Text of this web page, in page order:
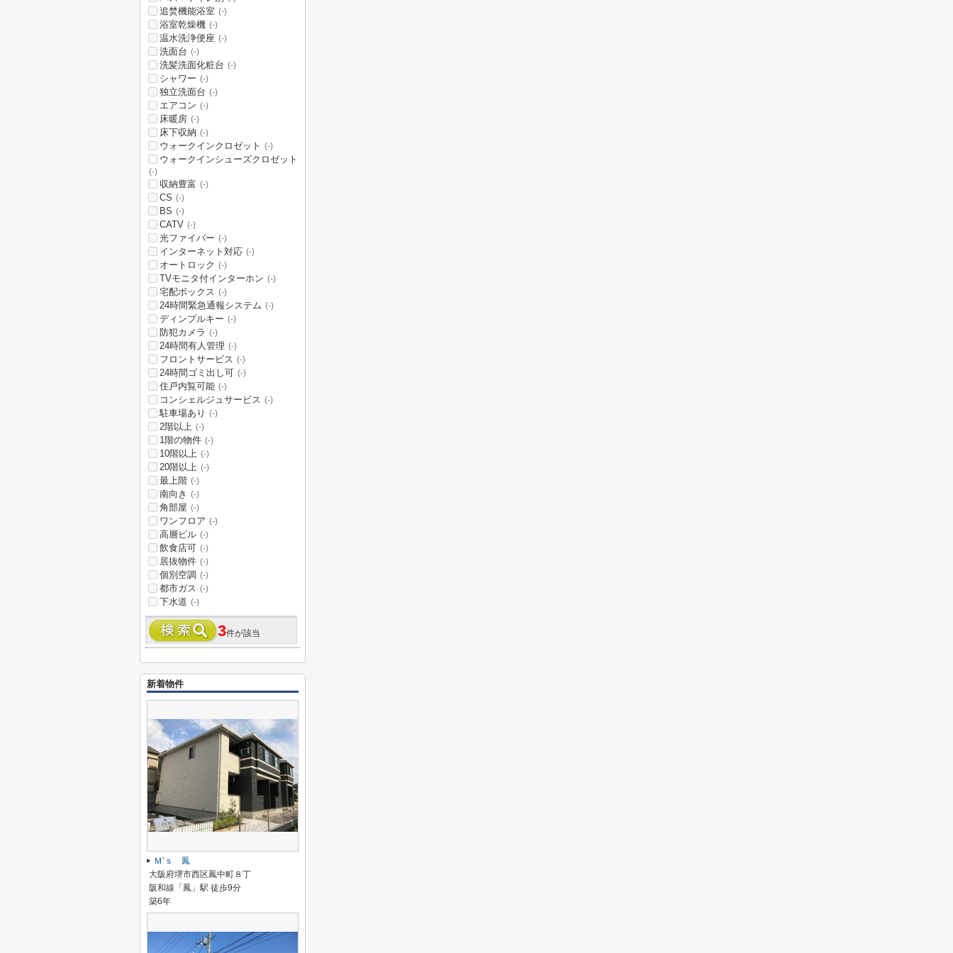
追焚機能浴室 (-)
浴室乾燥機 (-)
温水洗浄便座 (-)
洗面台 (-)
洗髪洗面化粧台 (-)
シャワー (-)
独立洗面台 (-)
エアコン (-)
床暖房 (-)
床下収納 (-)
ウォークインクロゼット (-)
ウォークインシューズクロゼット
(-)
収納豊富 (-)
CS (-)
BS (-)
CATV (-)
光ファイバー (-)
インターネット対応 (-)
オートロック (-)
TVモニタ付インターホン (-)
宅配ボックス (-)
24時間緊急通報システム (-)
ディンプルキー (-)
防犯カメラ (-)
24時間有人管理 (-)
フロントサービス (-)
24時間ゴミ出し可 (-)
住戸内覧可能 (-)
コンシェルジュサービス (-)
駐車場あり (-)
2階以上 (-)
1階の物件 (-)
10階以上 (-)
20階以上 (-)
最上階 (-)
南向き (-)
角部屋 (-)
ワンフロア (-)
高層ビル (-)
飲食店可 (-)
居抜物件 (-)
個別空調 (-)
都市ガス (-)
下水道 (-)
3件が該当
新着物件
Ｍ’ｓ 鳳
大阪府堺市西区鳳中町８丁
阪和線「鳳」駅 徒歩9分
築6年